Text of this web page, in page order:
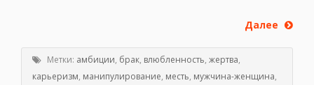
Далее
Метки: амбиции, брак, влюбленность, жертва,
карьеризм, манипулирование, месть, мужчина-женщина,